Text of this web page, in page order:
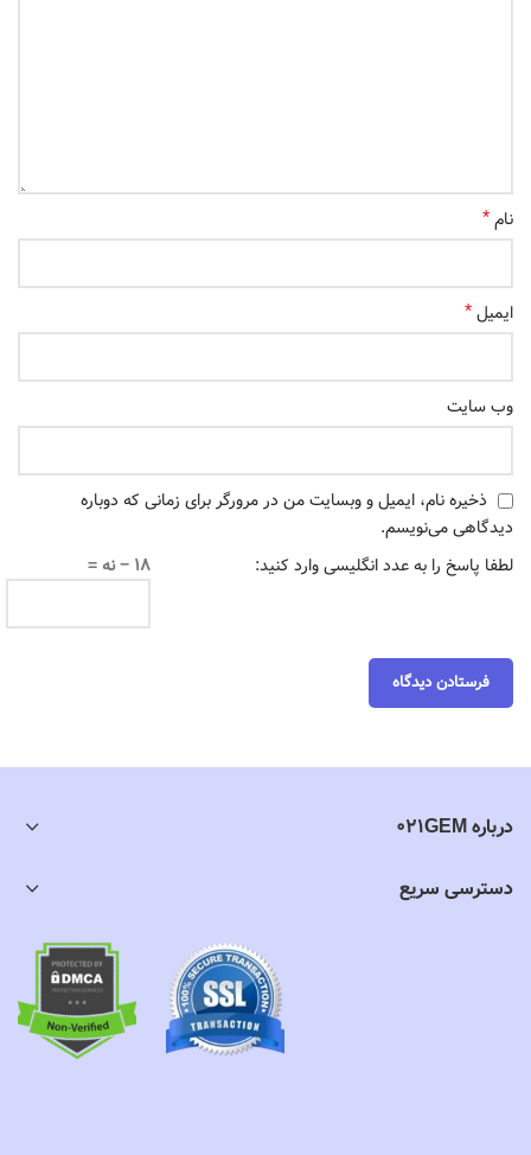
نام*
ایمیل*
وب‌ سایت
ذخیره نام، ایمیل و وبسایت من در مرورگر برای زمانی که دوباره
دیدگاهی می‌نویسم.
لطفا پاسخ را به عدد انگلیسی وارد کنید:
18 − نه =
درباره 021GEM
دسترسی سریع